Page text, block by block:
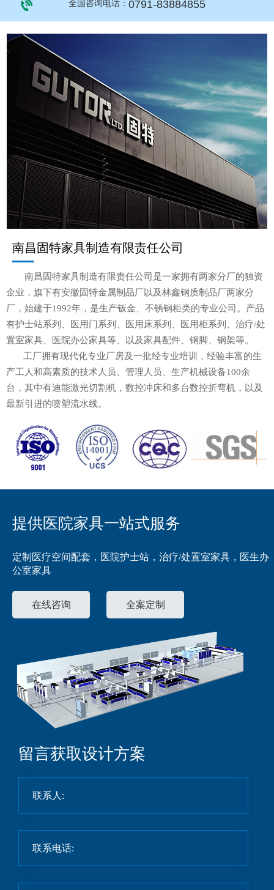
全国咨询电话： 0791-83884855
南昌固特家具制造有限责任公司
南昌固特家具制造有限责任公司是一家拥有两家分厂的独资
企业，旗下有安徽固特金属制品厂以及林鑫钢质制品厂两家分
厂，始建于1992年，是生产钣金、不锈钢柜类的专业公司。产品
有护士站系列、医用门系列、医用床系列、医用柜系列、治疗/处
置室家具、医院办公家具等、以及家具配件、钢脚、钢架等。
工厂拥有现代化专业厂房及一批经专业培训，经验丰富的生
产工人和高素质的技术人员、管理人员、生产机械设备100余
台，其中有迪能激光切割机，数控冲床和多台数控折弯机，以及
最新引进的喷塑流水线。
提供医院家具一站式服务
定制医疗空间配套，医院护士站，治疗/处置室家具，医生办
公室家具
在线咨询 全案定制
留言获取设计方案